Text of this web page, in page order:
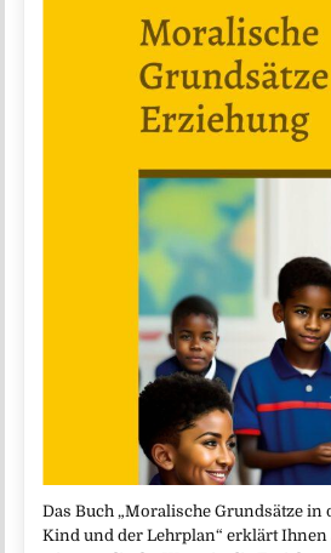
Das Buch „Moralische Grundsätze in
Kind und der Lehrplan“ erklärt Ihnen